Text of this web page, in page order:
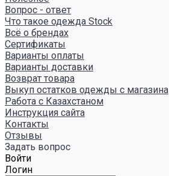
Вопрос - ответ
Что такое одежда Stock
Всё о брендах
Сертификаты
Варианты оплаты
Варианты доставки
Возврат товара
Выкуп остатков одежды с магазина
Работа с Казахстаном
Инструкция сайта
Контакты
Отзывы
Задать вопрос
Войти
Логин